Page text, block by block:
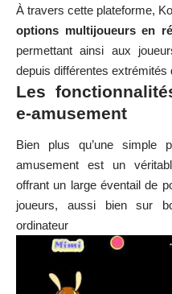
À travers cette plateforme,
options multijoueurs en
permettant ainsi aux
depuis différentes extrémités
Les
e-amusement
Bien plus qu’une simple
amusement est un
offrant un large éventail de
joueurs, aussi bien sur
ordinateur